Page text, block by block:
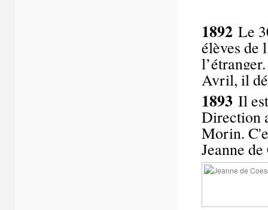
1892 Le
élèves de
Avril, il
1893 Il
Direction
Morin.
Jeanne